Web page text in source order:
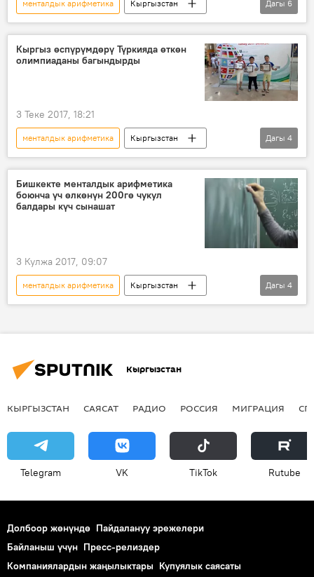
менталдык арифметика
Кыргызстан
Дүйнөдө
Коом
Жаңылыктар
Дагы 6
Кыргыз өспүрүмдөрү Түркияда өткөн
олимпиаданы багындырды
3 Теке 2017, 18:21
менталдык арифметика
Кыргызстан
Коом
Жаңылыктар
Түркия
олимпиада
Дагы 4
Бишкекте менталдык арифметика
боюнча үч өлкөнүн 200гө чукул
балдары күч сынашат
3 Кулжа 2017, 09:07
менталдык арифметика
Кыргызстан
Коом
Жаңылыктар
бала
Дагы 4
Кыргызстан
КЫРГЫЗСТАН САЯСАТ РАДИО РОССИЯ МИГРАЦИЯ
Telegram VK ТikТоk Rutube
Долбоор жөнүндө Пайдалануу эрежелери
Байланыш үчүн Пресс-релиздер
Компаниялардын жаңылыктары Купуялык саясаты